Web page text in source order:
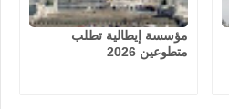
مؤسسة إيطالية تطلب
متطوعين 2026